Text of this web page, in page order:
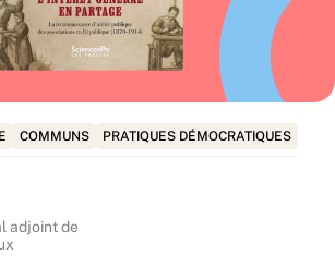
COMMUNS PRATIQUES DÉMOCRATIQUES
adjoint de